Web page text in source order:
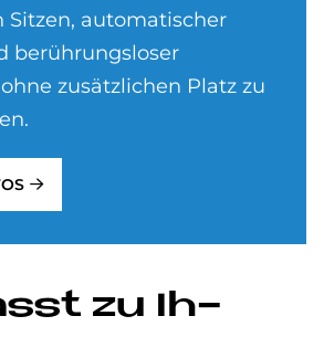
Sitzen, automatischer
berührungsloser
zusätzlichen Platz zu
zu Ih­